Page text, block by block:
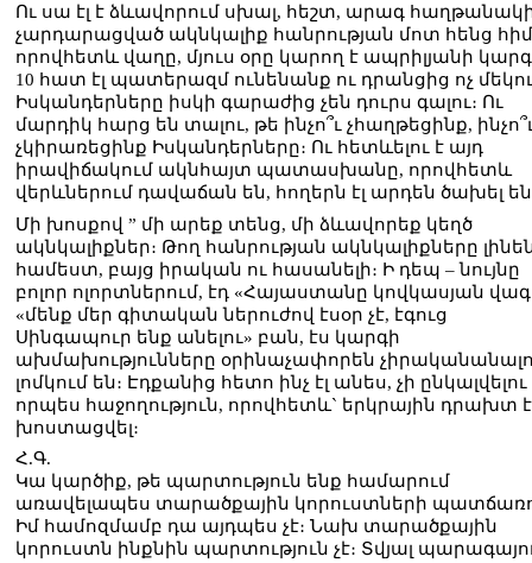
Ու սա էլ է ձևավորում սխալ, հեշտ, արագ
չարդարացված ակնկալիք հանրության մոտ հենց
որովհետև վաղը, մյուս օրը կարող է ապրիլյանի
10 հատ էլ պատերազմ ունենանք ու դրանցից ոչ
Իսկանդերները իսկի գարաժից չեն դուրս գալու։ Ու
մարդիկ հարց են տալու, թե ինչո՞ւ չհաղթեցինք,
չկիրառեցինք Իսկանդերները։ Ու հետևելու է այդ
իրավիճակում ակնհայտ պատասխանը, որովհետև
վերևներում դավաճան են, հողերն էլ արդեն ծախել
Մի խոսքով ” մի արեք տենց, մի ձևավորեք կեղծ
ակնկալիքներ։ Թող հանրության ակնկալիքները
համեստ, բայց իրական ու հասանելի։ Ի դեպ – նույնը
բոլոր ոլորտներում, էդ «Հայաստանը կովկասյան
«մենք մեր գիտական ներուժով էսօր չէ, էգուց
Սինգապուր ենք անելու» բան, էս կարգի
ախմախությունները օրինաչափորեն
լոմկում են։ Էդքանից հետո ինչ էլ անես, չի ընկալվելու
որպես հաջողություն, որովհետև` երկրային դրախտ
խոստացվել։
Հ.Գ.
Կա կարծիք, թե պարտություն ենք համարում
առավելապես տարածքային կորուստների
Իմ համոզմամբ դա այդպես չէ։ Նախ տարածքային
կորուստն ինքնին պարտություն չէ։ Տվյալ